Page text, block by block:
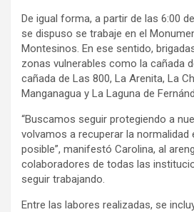
De igual forma, a partir de las 6:00
se dispuso se trabaje en el
Montesinos. En ese sentido,
zonas vulnerables como la cañada
cañada de Las 800, La Arenita, La
Manganagua y La Laguna de
“Buscamos seguir protegiendo a
volvamos a recuperar la normalidad
posible”, manifestó Carolina, al
colaboradores de todas las
seguir trabajando.
Entre las labores realizadas, se